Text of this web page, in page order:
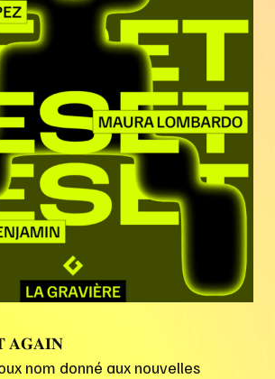
𝐀𝐆𝐀𝐈𝐍
nom donné aux nouvelles